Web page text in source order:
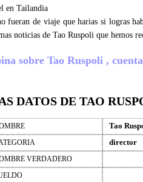
en Tailandia
fueran de viaje que harias si logras
noticias de Tao Ruspoli que hemos
sobre Tao Ruspoli ,
DATOS DE TAO
Tao
director
VERDADERO